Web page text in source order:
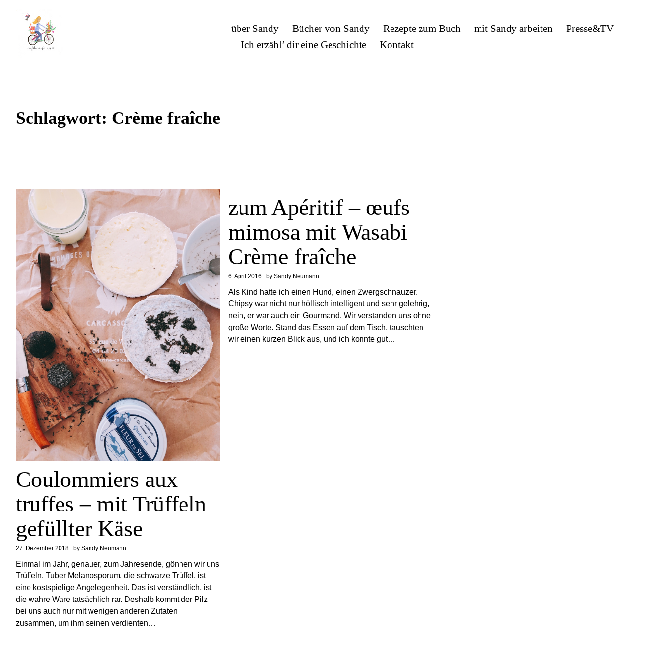
über Sandy Bücher von Sandy Rezepte zum Buch mit Sandy arbeiten
Presse&TV
Ich erzähl’ dir eine Geschichte
Kontakt
Schlagwort: Crème fraîche
Coulommiers aux
truffes – mit Trüffeln
gefüllter Käse
27. Dezember 2018 bySandy Neumann
Einmal im Jahr, genauer, zum Jahresende, gönnen wir uns
Trüffeln. Tuber Melanosporum, die schwarze Trüffel, ist
eine kostspielige Angelegenheit. Das ist verständlich, ist
die wahre Ware tatsächlich rar. Deshalb kommt der Pilz
bei uns auch nur mit wenigen anderen Zutaten
zusammen, um ihm seinen verdienten…
zum Apéritif – œufs
mimosa mit Wasabi
Crème fraîche
6. April 2016 bySandy Neumann
Als Kind hatte ich einen Hund, einen Zwergschnauzer.
Chipsy war nicht nur höllisch intelligent und sehr gelehrig,
nein, er war auch ein Gourmand. Wir verstanden uns ohne
große Worte. Stand das Essen auf dem Tisch, tauschten
wir einen kurzen Blick aus, und ich konnte gut…